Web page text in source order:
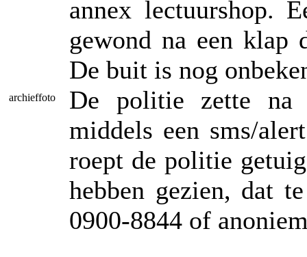
archieffoto
annex lectuurshop.
gewond na een klap
De buit is nog
De politie zette na
middels een sms/
roept de politie
hebben gezien, dat
0900-8844 of